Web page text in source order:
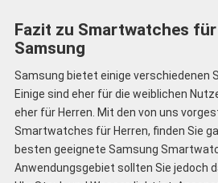
Fazit zu Smartwatches
Samsung
Samsung bietet einige verschiedenen
Einige sind eher für die weiblichen
eher für Herren. Mit den von uns
Smartwatches für Herren, finden Sie
besten geeignete Samsung
Anwendungsgebiet sollten Sie jedoch